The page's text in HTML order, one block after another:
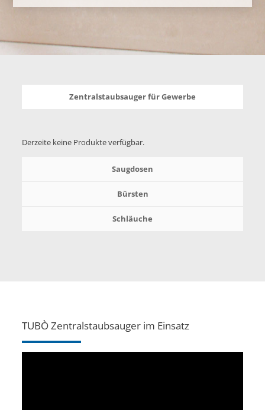
Zentralstaubsauger für Gewerbe
Derzeite keine Produkte verfügbar.
Saugdosen
Bürsten
Schläuche
TUBÒ Zentralstaubsauger im Einsatz